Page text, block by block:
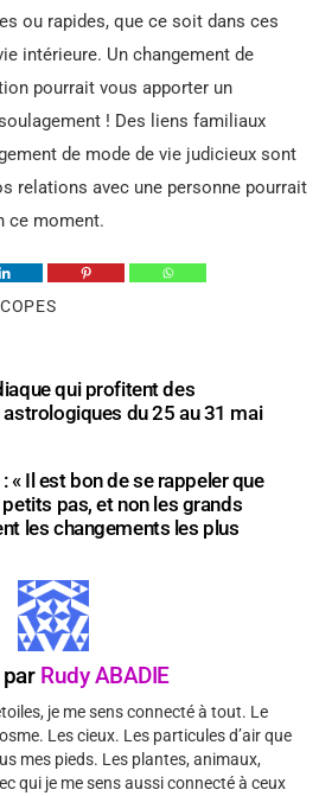
ou rapides, que ce soit dans ces
intérieure. Un changement de
pourrait vous apporter un
! Des liens familiaux
de mode de vie judicieux sont
relations avec une personne pourrait
ce moment.
qui profitent des
du 25 au 31 mai
« Il est bon de se rappeler que
pas, et non les grands
les changements les plus
Rudy ABADIE
je me sens connecté à tout. Le
Les cieux. Les particules d’air que
mes pieds. Les plantes, animaux,
qui je me sens aussi connecté à ceux